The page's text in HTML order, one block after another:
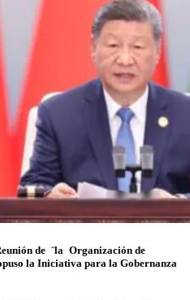
de ¨la Organización de
la Iniciativa para la Gobernanza